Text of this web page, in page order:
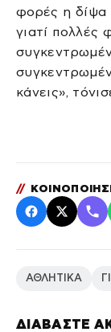
ΔΙΑΒΑΣΤΕ
φορές η δίψα
γιατί πολλές
κάνεις»,
//
ΑΘΛΗΤΙΚΑ